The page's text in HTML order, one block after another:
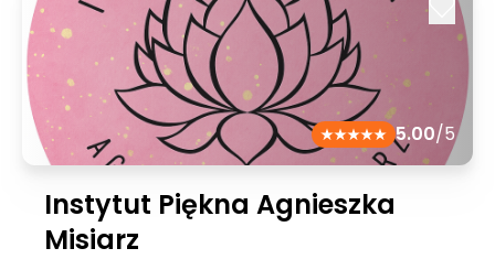
5.00/5
Instytut Piękna Agnieszka
Misiarz